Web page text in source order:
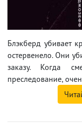
Блэкберд убивает
остервенело. Они
заказу. Когда
преследование,